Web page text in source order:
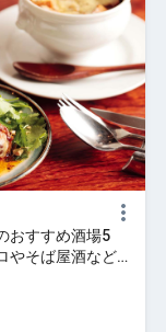
おすすめ酒場5
やそば屋酒など、